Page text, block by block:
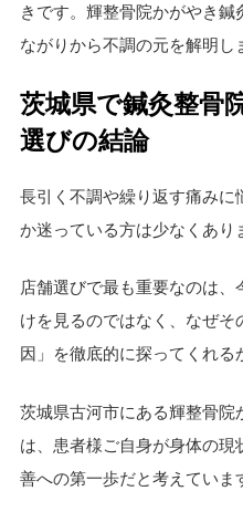
きです。輝整骨院かがやき
ながりから不調の元を解明し
茨城県で鍼灸整骨
選びの結論
長引く不調や繰り返す痛み
か迷っている方は少なくあり
店舗選びで最も重要なのは
けを見るのではなく、なぜ
因」を徹底的に探ってくれる
茨城県古河市にある輝整骨
は、患者様ご自身が身体の
善への第一歩だと考えていま